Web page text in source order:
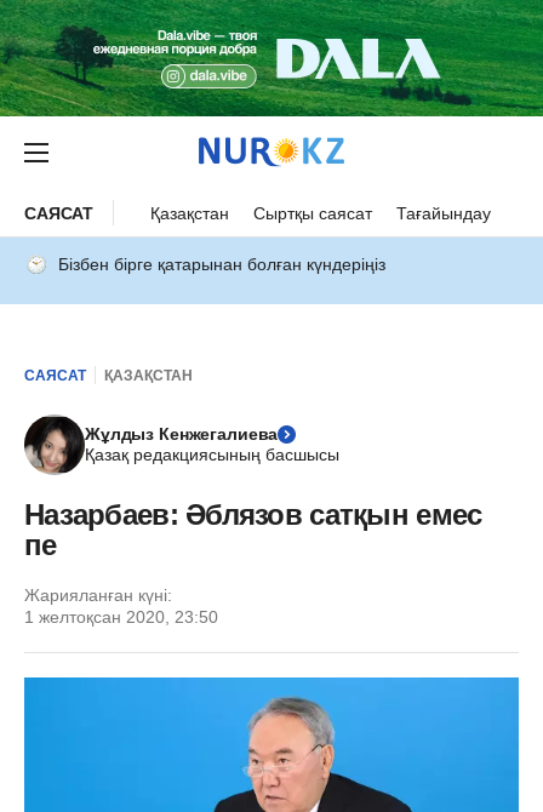
САЯСАТ Қазақстан Сыртқы саясат Тағайындау
Бізбен бірге қатарынан болған күндеріңіз
САЯСАТ ҚАЗАҚСТАН
Жұлдыз Кенжегалиева
Қазақ редакциясының басшысы
Назарбаев: Әблязов сатқын емес
пе
Жарияланған күні:
1 желтоқсан 2020, 23:50